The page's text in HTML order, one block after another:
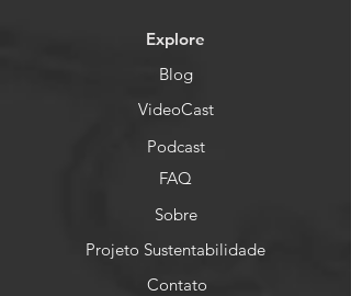
Explore
Blog
VideoCast
Podcast
FAQ
Sobre
Projeto Sustentabilidade
Contato